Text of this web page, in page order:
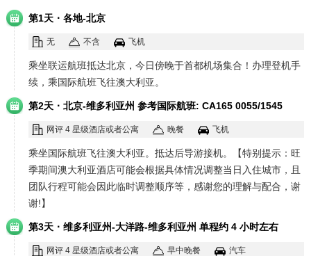
第1天 · 各地-北京
无 不含 飞机
乘坐联运航班抵达北京，今日傍晚于首都机场集合！办理登机手
续，乘国际航班飞往澳大利亚。
第2天 · 北京-维多利亚州 参考国际航班: CA165 0055/1545
（飞行约 11.5 小时）
网评 4 星级酒店或者公寓 晚餐 飞机
乘坐国际航班飞往澳大利亚。抵达后导游接机。【特别提示：旺
季期间澳大利亚酒店可能会根据具体情况调整当日入住城市，且
团队行程可能会因此临时调整顺序等，感谢您的理解与配合，谢
谢!】
第3天 · 维多利亚州-大洋路-维多利亚州 单程约 4 小时左右
网评 4 星级酒店或者公寓 早中晚餐 汽车